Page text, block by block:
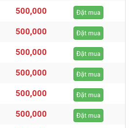
500,000 Đặt mua
500,000 Đặt mua
500,000 Đặt mua
500,000 Đặt mua
500,000 Đặt mua
500,000 Đặt mua